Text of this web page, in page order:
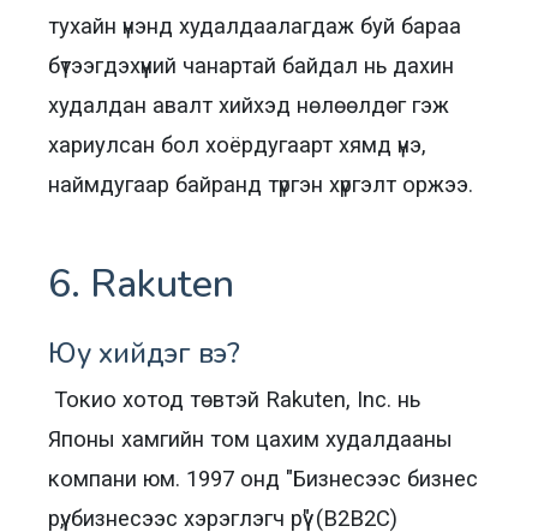
тухайн үнэнд худалдаалагдаж буй бараа
бүтээгдэхүүний чанартай байдал нь дахин
худалдан авалт хийхэд нөлөөлдөг гэж
хариулсан бол хоёрдугаарт хямд үнэ,
наймдугаар байранд түргэн хүргэлт оржээ.
6. Rakuten
Юу хийдэг вэ?
Токио хотод төвтэй Rakuten, Inc. нь
Японы хамгийн том цахим худалдааны
компани юм. 1997 онд "Бизнесээс бизнес
рүү, бизнесээс хэрэглэгч рүү" (B2B2C)